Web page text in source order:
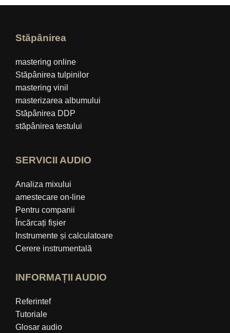
Stăpânirea
mastering online
Stăpânirea tulpinilor
mastering vinil
masterizarea albumului
Stăpânirea DDP
stăpânirea testului
SERVICII AUDIO
Analiza mixului
amestecare on-line
Pentru companii
Încărcați fișier
Instrumente și calculatoare
Cerere instrumentală
INFORMAȚII AUDIO
Referintef
Tutoriale
Glosar audio